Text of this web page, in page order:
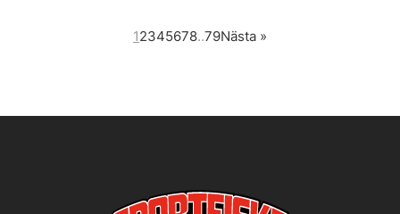
12345678..79Nästa »